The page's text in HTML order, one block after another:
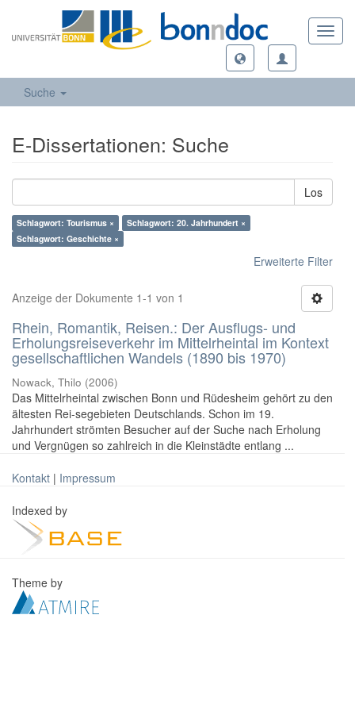
Suche
E-Dissertationen: Suche
Los
Schlagwort: Tourismus ×
Schlagwort: 20. Jahrhundert ×
Schlagwort: Geschichte ×
Erweiterte Filter
Anzeige der Dokumente 1-1 von 1
Rhein, Romantik, Reisen.: Der Ausflugs- und
Erholungsreiseverkehr im Mittelrheintal im Kontext
gesellschaftlichen Wandels (1890 bis 1970)
Nowack, Thilo (2006)
Das Mittelrheintal zwischen Bonn und Rüdesheim gehört zu den
ältesten Rei-segebieten Deutschlands. Schon im 19.
Jahrhundert strömten Besucher auf der Suche nach Erholung
und Vergnügen so zahlreich in die Kleinstädte entlang ...
Kontakt | Impressum
Indexed by
Theme by